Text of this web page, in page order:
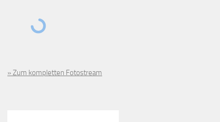
» Zum kompletten Fotostream